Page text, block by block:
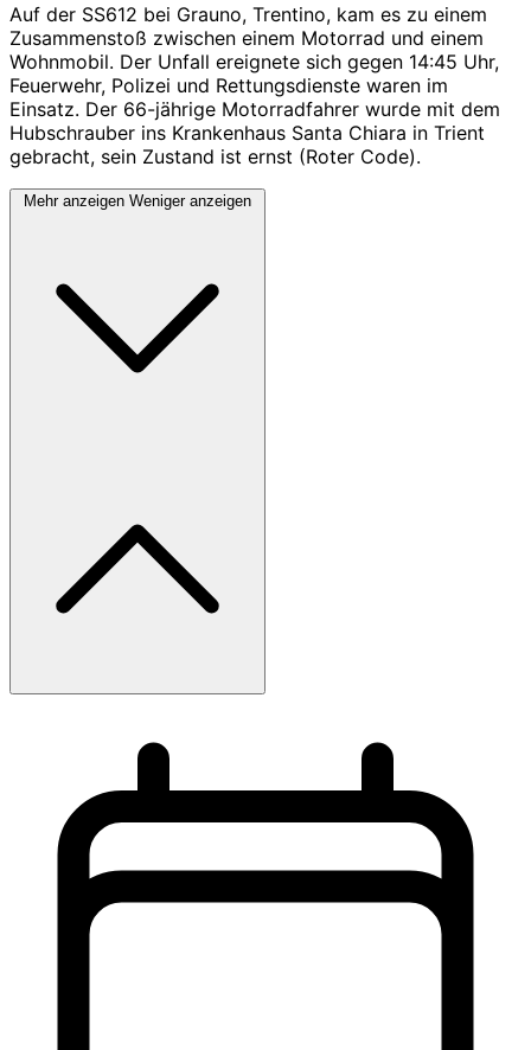
Auf der SS612 bei Grauno, Trentino, kam es zu einem
Zusammenstoß zwischen einem Motorrad und einem
Wohnmobil. Der Unfall ereignete sich gegen 14:45 Uhr,
Feuerwehr, Polizei und Rettungsdienste waren im
Einsatz. Der 66-jährige Motorradfahrer wurde mit dem
Hubschrauber ins Krankenhaus Santa Chiara in Trient
gebracht, sein Zustand ist ernst (Roter Code).
Mehr anzeigen Weniger anzeigen